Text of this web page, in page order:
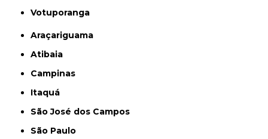
Votuporanga
Araçariguama
Atibaia
Campinas
Itaquá
São José dos Campos
São Paulo